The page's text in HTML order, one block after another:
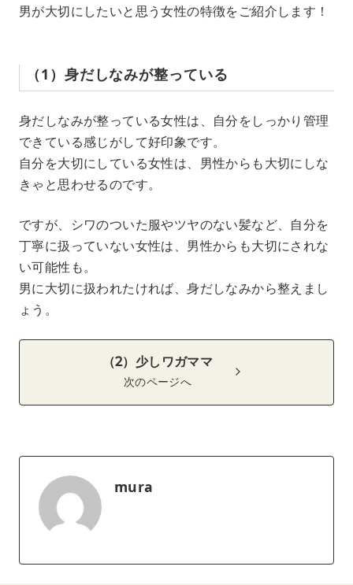
男が大切にしたいと思う女性の特徴をご紹介します！
（1）身だしなみが整っている
身だしなみが整っている女性は、自分をしっかり管理
できている感じがして好印象です。
自分を大切にしている女性は、男性からも大切にしな
きゃと思わせるのです。
ですが、シワのついた服やツヤのない髪など、自分を
丁寧に扱っていない女性は、男性からも大切にされな
い可能性も。
男に大切に扱われたければ、身だしなみから整えまし
ょう。
（2）少しワガママ
次のページへ
mura